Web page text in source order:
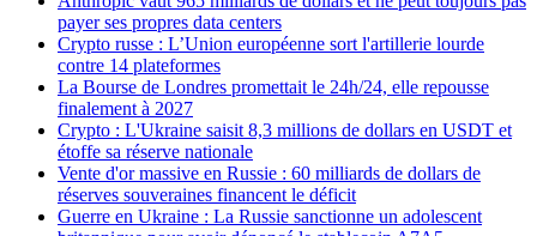
payer ses propres data centers
Crypto russe : L’Union européenne sort l'artillerie lourde
contre 14 plateformes
La Bourse de Londres promettait le 24h/24, elle repousse
finalement à 2027
Crypto : L'Ukraine saisit 8,3 millions de dollars en USDT et
étoffe sa réserve nationale
Vente d'or massive en Russie : 60 milliards de dollars de
réserves souveraines financent le déficit
Guerre en Ukraine : La Russie sanctionne un adolescent